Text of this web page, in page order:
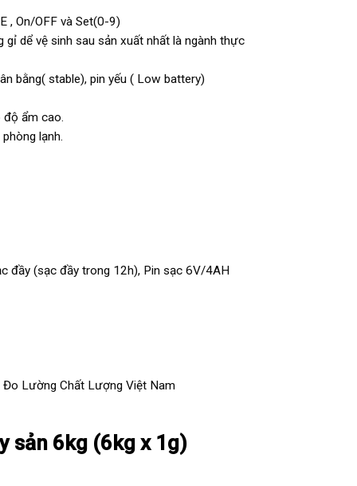
, On/OFF và Set(0-9)
dể vệ sinh sau sản xuất nhất là ngành thực
bằng( stable), pin yếu ( Low battery)
ẩm cao.
lạnh.
đầy (sạc đầy trong 12h), Pin sạc 6V/4AH
Lường Chất Lượng Việt Nam
sản 6kg (6kg x 1g)